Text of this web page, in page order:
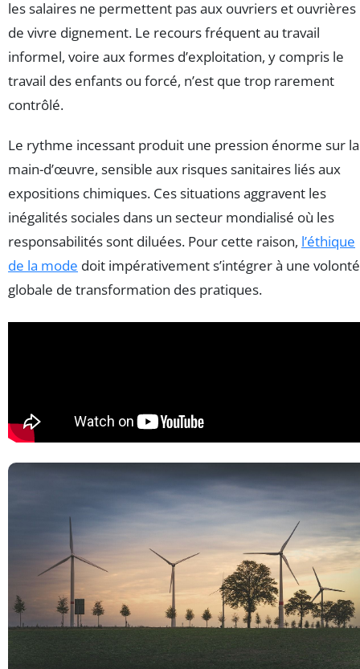
les salaires ne permettent pas aux ouvriers et ouvrières
de vivre dignement. Le recours fréquent au travail
informel, voire aux formes d’exploitation, y compris le
travail des enfants ou forcé, n’est que trop rarement
contrôlé.
Le rythme incessant produit une pression énorme sur la
main-d’œuvre, sensible aux risques sanitaires liés aux
expositions chimiques. Ces situations aggravent les
inégalités sociales dans un secteur mondialisé où les
responsabilités sont diluées. Pour cette raison, l’éthique
de la mode doit impérativement s’intégrer à une volonté
globale de transformation des pratiques.